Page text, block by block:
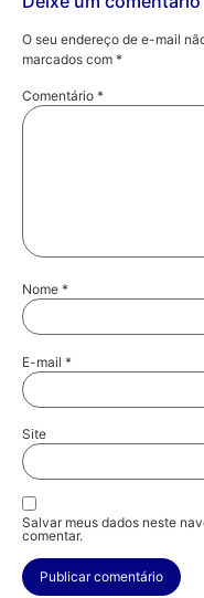
O seu endereço de e-mail
marcados com *
Comentário *
Nome *
E-mail *
Site
Salvar meus dados neste
comentar.